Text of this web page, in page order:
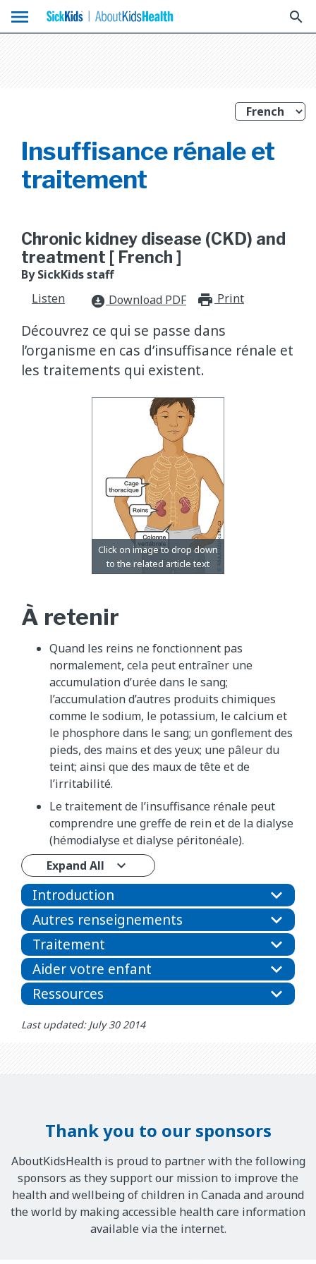
menu search
Insuffisance rénale et
traitement
Chronic kidney disease (CKD) and
treatment [ French ]
By SickKids staff
Listen
download_for_offline Download PDF Print
Découvrez ce qui se passe dans
l’organisme en cas d’insuffisance rénale et
les traitements qui existent.
À retenir
Quand les reins ne fonctionnent pas
normalement, cela peut entraîner une
accumulation d’urée dans le sang;
l’accumulation d’autres produits chimiques
comme le sodium, le potassium, le calcium et
le phosphore dans le sang; un gonflement des
pieds, des mains et des yeux; une pâleur du
teint; ainsi que des maux de tête et de
l’irritabilité.
Le traitement de l’insuffisance rénale peut
comprendre une greffe de rein et de la dialyse
(hémodialyse et dialyse péritonéale).
Expand All
Introduction
Autres renseignements
Traitement
Aider votre enfant
Ressources
Last updated: July 30 2014
Thank you to our sponsors
AboutKidsHealth is proud to partner with the following
sponsors as they support our mission to improve the
health and wellbeing of children in Canada and around
the world by making accessible health care information
available via the internet.